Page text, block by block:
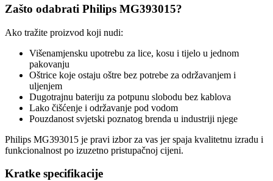
Zašto odabrati Philips MG393015?
Ako tražite proizvod koji nudi:
Višenamjensku upotrebu za lice, kosu i tijelo u jednom
pakovanju
Oštrice koje ostaju oštre bez potrebe za održavanjem i
uljenjem
Dugotrajnu bateriju za potpunu slobodu bez kablova
Lako čišćenje i održavanje pod vodom
Pouzdanost svjetski poznatog brenda u industriji njege
Philips MG393015 je pravi izbor za vas jer spaja kvalitetnu izradu i
funkcionalnost po izuzetno pristupačnoj cijeni.
Kratke specifikacije